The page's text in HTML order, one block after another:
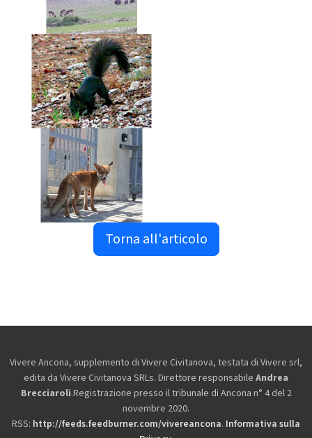
Torna all'articolo
Vivere Ancona, supplemento di Vivere Civitanova, testata di Vivere srl,
edita da Vivere Civitanova SRLs. Direttore responsabile Andrea
Brecciaroli.Registrazione presso il tribunale di Ancona n° 4 del 2
novembre 2020.
RSS: http://feeds.feedburner.com/vivereancona. Informativa sulla